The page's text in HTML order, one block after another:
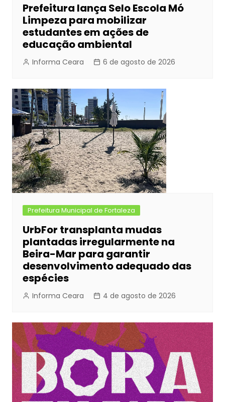
Prefeitura lança Selo Escola Mó
Limpeza para mobilizar
estudantes em ações de
educação ambiental
Informa Ceara 6 de agosto de 2026
Prefeitura Municipal de Fortaleza
UrbFor transplanta mudas
plantadas irregularmente na
Beira-Mar para garantir
desenvolvimento adequado das
espécies
Informa Ceara 4 de agosto de 2026